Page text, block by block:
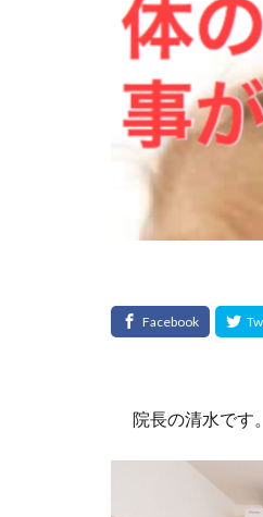
院長の清水です。